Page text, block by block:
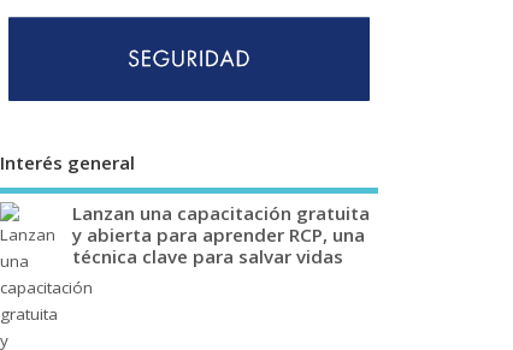
Interés general
Lanzan una capacitación gratuita
y abierta para aprender RCP, una
técnica clave para salvar vidas